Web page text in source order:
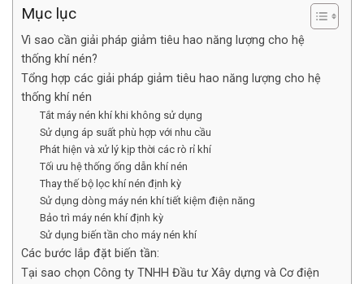
Mục lục
Vì sao cần giải pháp giảm tiêu hao năng lượng cho hệ
thống khí nén?
Tổng hợp các giải pháp giảm tiêu hao năng lượng cho hệ
thống khí nén
Tắt máy nén khí khi không sử dụng
Sử dụng áp suất phù hợp với nhu cầu
Phát hiện và xử lý kịp thời các rò rỉ khí
Tối ưu hệ thống ống dẫn khí nén
Thay thế bộ lọc khí nén định kỳ
Sử dụng dòng máy nén khí tiết kiệm điện năng
Bảo trì máy nén khí định kỳ
Sử dụng biến tần cho máy nén khí
Các bước lắp đặt biến tần:
Tại sao chọn Công ty TNHH Đầu tư Xây dựng và Cơ điện